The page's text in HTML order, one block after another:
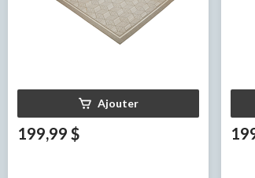
Ajouter
199,99 $